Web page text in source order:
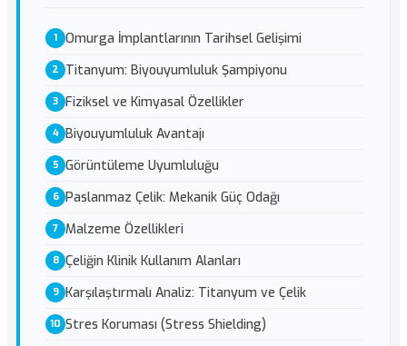
Omurga İmplantlarının Tarihsel Gelişimi
Titanyum: Biyouyumluluk Şampiyonu
Fiziksel ve Kimyasal Özellikler
Biyouyumluluk Avantajı
Görüntüleme Uyumluluğu
Paslanmaz Çelik: Mekanik Güç Odağı
Malzeme Özellikleri
Çeliğin Klinik Kullanım Alanları
Karşılaştırmalı Analiz: Titanyum ve Çelik
Stres Koruması (Stress Shielding)